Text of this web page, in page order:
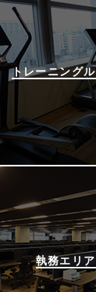
トレーニング
執務エリア